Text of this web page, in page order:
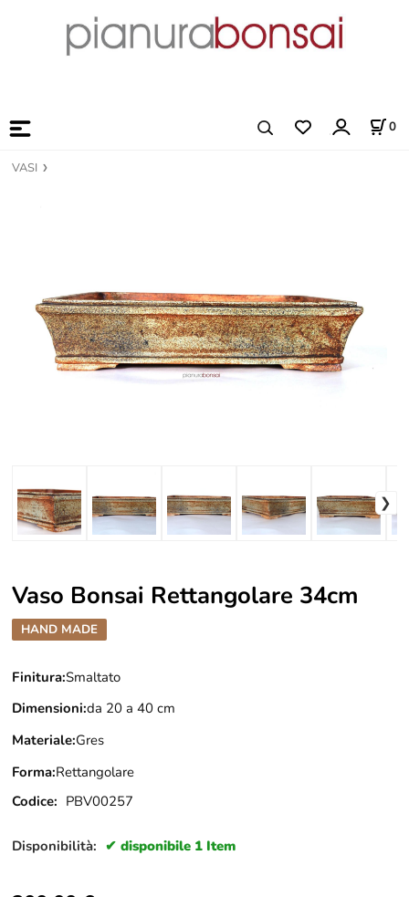
0
VASI
Vaso Bonsai Rettangolare 34cm
HAND MADE
Finitura:Smaltato
Dimensioni:da 20 a 40 cm
Materiale:Gres
Forma:Rettangolare
Codice: PBV00257
Disponibilità: disponibile 1 Item